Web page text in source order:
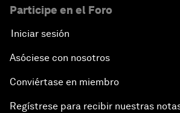
Participe en el Foro
Iniciar sesión
Asóciese con nosotros
Conviértase en miembro
Regístrese para recibir nuestras